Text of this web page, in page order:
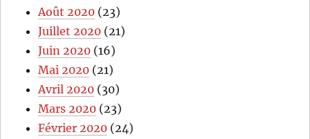
Août 2020 (23)
Juillet 2020 (21)
Juin 2020 (16)
Mai 2020 (21)
Avril 2020 (30)
Mars 2020 (23)
Février 2020 (24)